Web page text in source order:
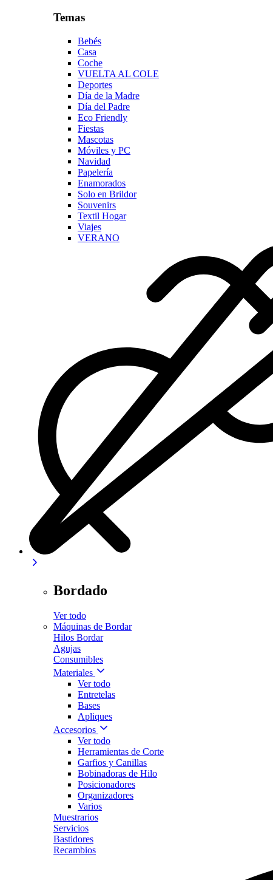
Temas
Bebés
Casa
Coche
VUELTA AL COLE
Deportes
Día de la Madre
Día del Padre
Eco Friendly
Fiestas
Mascotas
Móviles y PC
Navidad
Papelería
Enamorados
Solo en Brildor
Souvenirs
Textil Hogar
Viajes
VERANO
Bordado
Ver todo
Máquinas de Bordar
Hilos Bordar
Agujas
Consumibles
Materiales
Ver todo
Entretelas
Bases
Apliques
Accesorios
Ver todo
Herramientas de Corte
Garfios y Canillas
Bobinadoras de Hilo
Posicionadores
Organizadores
Varios
Muestrarios
Servicios
Bastidores
Recambios